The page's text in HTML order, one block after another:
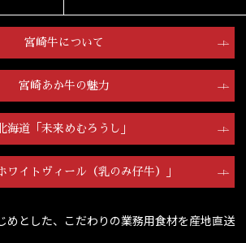
宮崎牛について
宮崎あか牛の魅力
海道「未来めむろうし」
ワイトヴィール（乳のみ仔牛）」
めとした、こだわりの業務用食材を産地直送